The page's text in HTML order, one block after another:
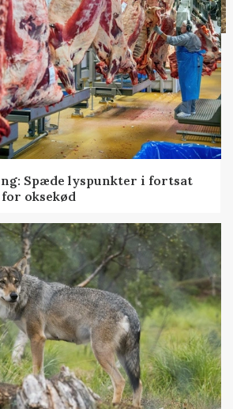
Spæde lyspunkter i fortsat
oksekød